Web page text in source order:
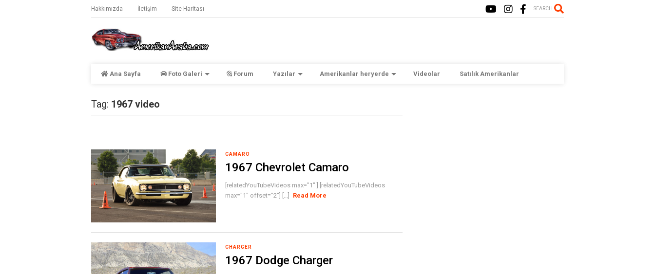
Hakkımızda İletişim Site Haritası SEARCH
Ana Sayfa Foto Galeri Forum Yazılar Amerikanlar heryerde Videolar Satılık Amerikanlar
Tag: 1967 video
CAMARO
1967 Chevrolet Camaro
[relatedYouTubeVideos max="1" ] [relatedYouTubeVideos
max="1" offset="2"] [...]
Read More
CHARGER
1967 Dodge Charger